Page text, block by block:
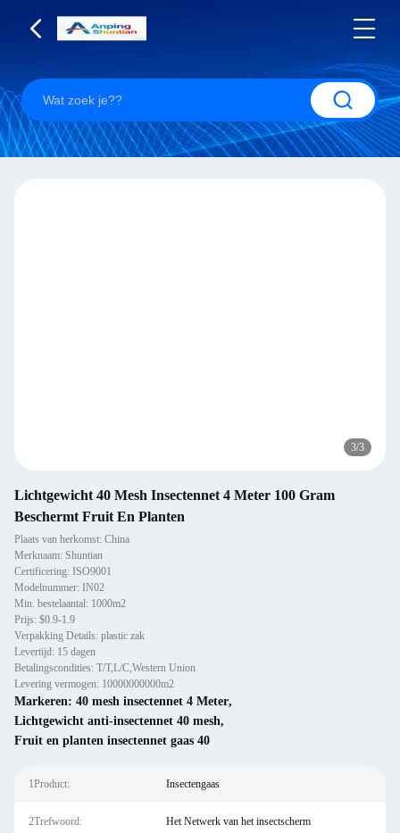
3/3
Lichtgewicht 40 Mesh Insectennet 4 Meter 100 Gram
Beschermt Fruit En Planten
Plaats van herkomst: China
Merknaam: Shuntian
Certificering: ISO9001
Modelnummer: IN02
Min. bestelaantal: 1000m2
Prijs: $0.9-1.9
Verpakking Details: plastic zak
Levertijd: 15 dagen
Betalingscondities: T/T,L/C,Western Union
Levering vermogen: 10000000000m2
Markeren: 40 mesh insectennet 4 Meter,
Lichtgewicht anti-insectennet 40 mesh,
Fruit en planten insectennet gaas 40
1Product: Insectengaas
2Trefwoord: Het Netwerk van het insectscherm